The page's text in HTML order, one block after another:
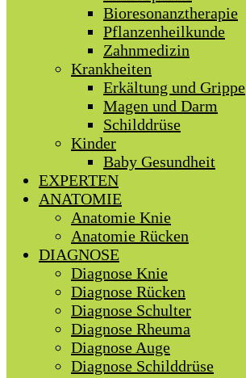
Bioresonanztherapie
Pflanzenheilkunde
Zahnmedizin
Krankheiten
Erkältung und Grippe
Magen und Darm
Schilddrüse
Kinder
Baby Gesundheit
EXPERTEN
ANATOMIE
Anatomie Knie
Anatomie Rücken
DIAGNOSE
Diagnose Knie
Diagnose Rücken
Diagnose Schulter
Diagnose Rheuma
Diagnose Auge
Diagnose Schilddrüse